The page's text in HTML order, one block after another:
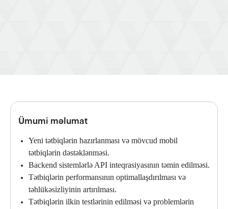
Ümumi məlumat
Yeni tətbiqlərin hazırlanması və mövcud mobil
tətbiqlərin dəstəklənməsi.
Backend sistemlərlə API inteqrasiyasının təmin edilməsi.
Tətbiqlərin performansının optimallaşdırılması və
təhlükəsizliyinin artırılması.
Tətbiqlərin ilkin testlərinin edilməsi və problemlərin